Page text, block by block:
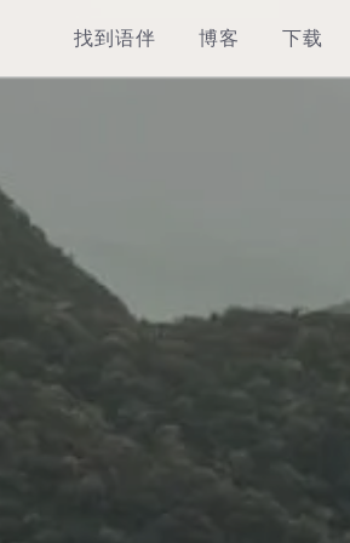
找到语伴 博客 下载